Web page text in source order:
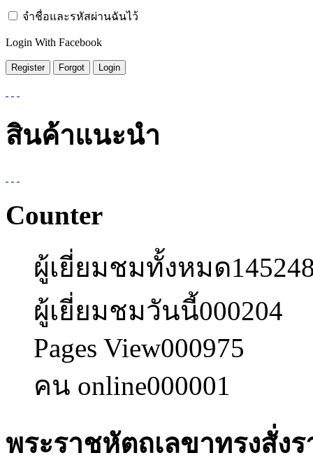
จำชื่อและรหัสผ่านฉันไว้
Login With Facebook
สินค้าแนะนำ
Counter
ผู้เยี่ยมชมทั้งหมด
ผู้เยี่ยมชมวันนี้000204
Pages View000975
คน online000001
พระราชหัตถเลขาทรงสั่ง